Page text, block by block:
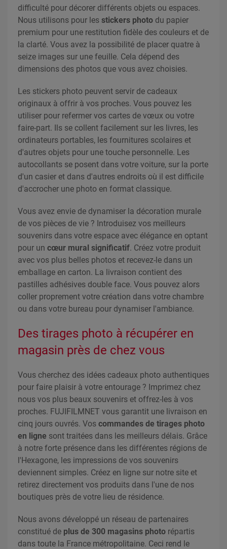
difficulté pour décorer différents objets ou espaces.
Nous utilisons pour les stickers photo du papier
premium pour une restitution fidèle des couleurs et de
la clarté. Vous avez la possibilité de placer quatre à
seize images sur une feuille. Cela dépend des
dimensions des photos que vous avez choisies.
Les stickers photo peuvent servir de cadeaux
originaux à offrir à vos proches. Vous pouvez les
utiliser pour refermer vos cartes de vœux ou votre
faire-part. Ils se collent facilement sur les livres, les
ordinateurs portables, les fournitures scolaires et
d'autres objets pour une touche personnelle. Les
autocollants se posent dans votre voiture, sur la porte
d'un casier et dans d'autres endroits où il est difficile
d'accrocher une photo en format classique.
Vous avez envie de dynamiser la décoration murale
de vos pièces de vie ? Introduisez vos meilleurs
souvenirs dans votre espace avec élégance en optant
pour un cœur mural significatif. Créez votre produit
avec vos plus belles photos et recevez-le dans un
emballage en carton. La livraison contient des
pastilles adhésives double face. Vous pouvez alors
coller proprement votre création dans votre chambre
ou dans votre bureau pour dynamiser l'ambiance.
Des tirages photo à récupérer en
magasin près de chez vous
Vous cherchez des idées cadeaux photo authentiques
pour faire plaisir à votre entourage ? Imprimez chez
nous vos plus beaux souvenirs et offrez-les à vos
proches. FUJIFILMNET vous garantit une livraison en
cinq jours ouvrés. Vos commandes de tirages photo
en ligne sont traitées dans les meilleurs délais. Grâce
à notre forte présence dans les différentes régions de
l'Hexagone, les impressions de vos souvenirs
deviennent simples. Créez en ligne sur notre site et
retirez directement vos produits dans l'une de nos
boutiques près de votre lieu de résidence.
Nous avons développé un réseau de partenaires
constitué de plus de 300 magasins photo répartis
dans toute la France métropolitaine. Ceci rend le